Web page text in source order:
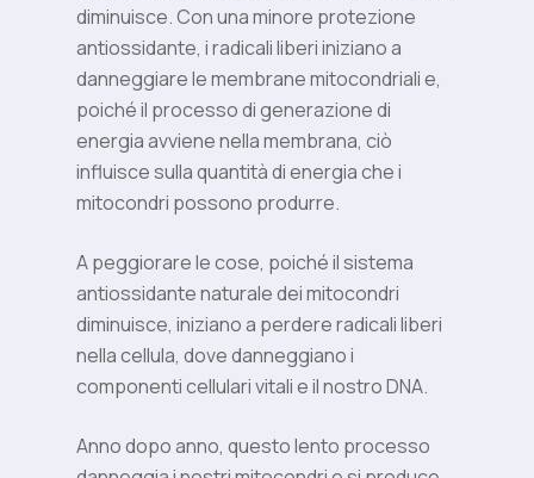
diminuisce. Con una minore protezione
antiossidante, i radicali liberi iniziano a
danneggiare le membrane mitocondriali e,
poiché il processo di generazione di
energia avviene nella membrana, ciò
influisce sulla quantità di energia che i
mitocondri possono produrre.
A peggiorare le cose, poiché il sistema
antiossidante naturale dei mitocondri
diminuisce, iniziano a perdere radicali liberi
nella cellula, dove danneggiano i
componenti cellulari vitali e il nostro DNA.
Anno dopo anno, questo lento processo